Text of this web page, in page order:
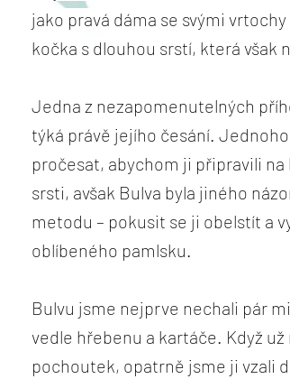
jako pravá dáma se svými
kočka s dlouhou srstí, která však
Jedna z nezapomenutelných
týká právě jejího česání.
pročesat, abychom ji připravili
srsti, avšak Bulva byla jiného
metodu – pokusit se ji obelstít a
oblíbeného pamlsku.
Bulvu jsme nejprve nechali pár
vedle hřebenu a kartáče. Když
pochoutek, opatrně jsme ji vzali